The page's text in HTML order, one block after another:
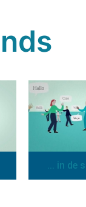
... in de